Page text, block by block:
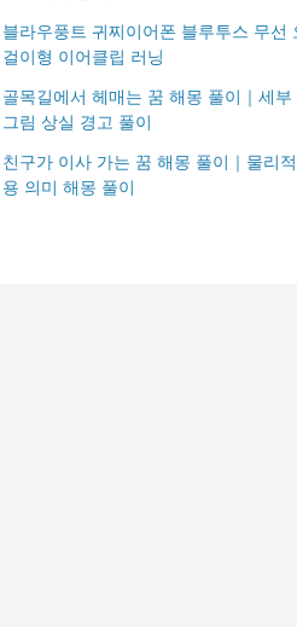
블라우풍트 귀찌이어폰 블루투스 무선
걸이형 이어클립 러닝
골목길에서 헤매는 꿈 해몽 풀이｜세부
그림 상실 경고 풀이
친구가 이사 가는 꿈 해몽 풀이｜물리
용 의미 해몽 풀이